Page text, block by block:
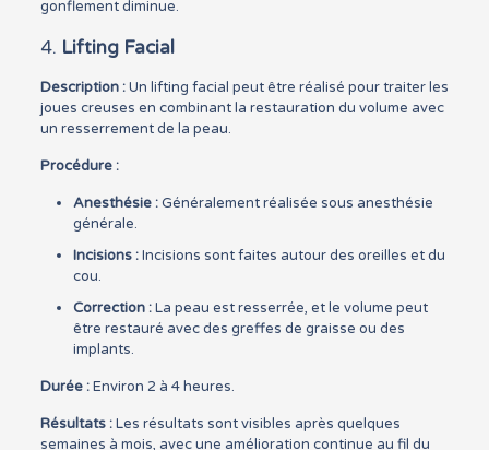
gonflement diminue.
4. Lifting Facial
Description :Un lifting facial peut être réalisé pour traiter les
joues creuses en combinant la restauration du volume avec
un resserrement de la peau.
Procédure :
Anesthésie :Généralement réalisée sous anesthésie
générale.
Incisions :Incisions sont faites autour des oreilles et du
cou.
Correction :La peau est resserrée, et le volume peut
être restauré avec des greffes de graisse ou des
implants.
Durée :Environ 2 à 4 heures.
Résultats :Les résultats sont visibles après quelques
semaines à mois, avec une amélioration continue au fil du